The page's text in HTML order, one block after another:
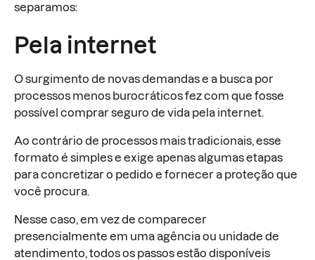
separamos:
Pela internet
O surgimento de novas demandas e a busca por
processos menos burocráticos fez com que fosse
possível comprar seguro de vida pela internet.
Ao contrário de processos mais tradicionais, esse
formato é simples e exige apenas algumas etapas
para concretizar o pedido e fornecer a proteção que
você procura.
Nesse caso, em vez de comparecer
presencialmente em uma agência ou unidade de
atendimento, todos os passos estão disponíveis